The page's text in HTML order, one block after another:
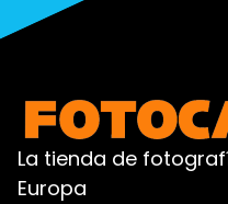
La tienda de
Europa